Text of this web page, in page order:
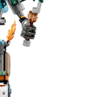
составляет